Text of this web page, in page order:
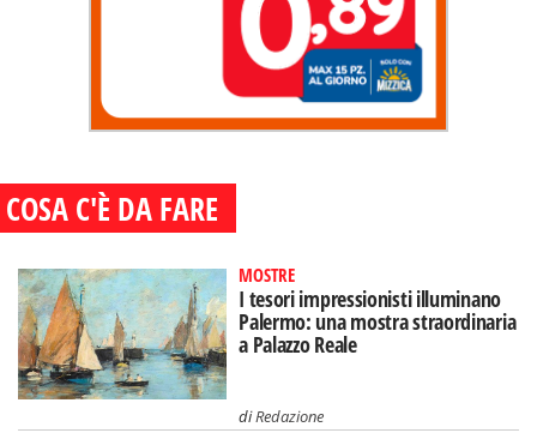
COSA C'È DA FARE
MOSTRE
I tesori impressionisti illuminano
Palermo: una mostra straordinaria
a Palazzo Reale
diRedazione